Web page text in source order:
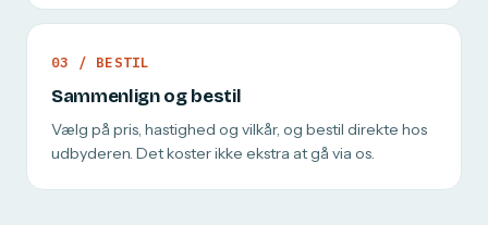
03 / BESTIL
Sammenlign og bestil
Vælg på pris, hastighed og vilkår, og bestil direkte hos
udbyderen. Det koster ikke ekstra at gå via os.